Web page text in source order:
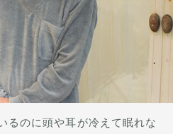
るのに頭や耳が冷えて眠れな